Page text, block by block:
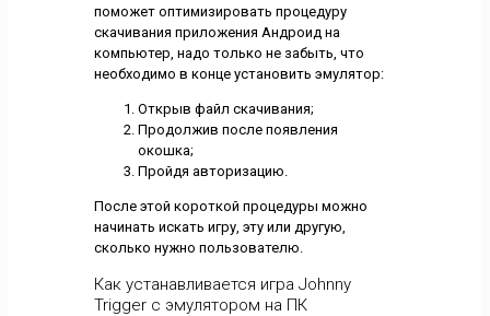
поможет оптимизировать процедуру
скачивания приложения Андроид на
компьютер, надо только не забыть, что
необходимо в конце установить эмулятор:
Открыв файл скачивания;
Продолжив после появления
окошка;
Пройдя авторизацию.
После этой короткой процедуры можно
начинать искать игру, эту или другую,
сколько нужно пользователю.
Как устанавливается игра Johnny
Trigger с эмулятором на ПК